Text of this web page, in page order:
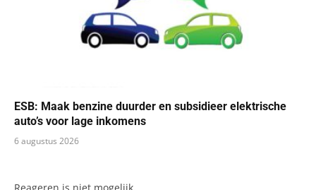
ESB: Maak benzine duurder en subsidieer elektrische
auto’s voor lage inkomens
6 augustus 2026